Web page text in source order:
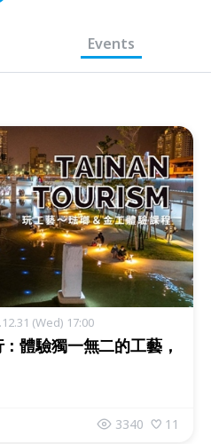
Events
(Wed) 17:00
體驗獨一無二的工藝，
3340 11